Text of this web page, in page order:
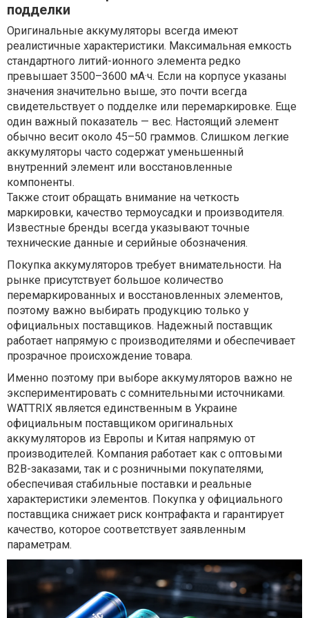
подделки
Оригинальные аккумуляторы всегда имеют
реалистичные характеристики. Максимальная емкость
стандартного литий-ионного элемента редко
превышает 3500–3600 мА·ч. Если на корпусе указаны
значения значительно выше, это почти всегда
свидетельствует о подделке или перемаркировке. Еще
один важный показатель — вес. Настоящий элемент
обычно весит около 45–50 граммов. Слишком легкие
аккумуляторы часто содержат уменьшенный
внутренний элемент или восстановленные
компоненты.
Также стоит обращать внимание на четкость
маркировки, качество термоусадки и производителя.
Известные бренды всегда указывают точные
технические данные и серийные обозначения.
Покупка аккумуляторов требует внимательности. На
рынке присутствует большое количество
перемаркированных и восстановленных элементов,
поэтому важно выбирать продукцию только у
официальных поставщиков. Надежный поставщик
работает напрямую с производителями и обеспечивает
прозрачное происхождение товара.
Именно поэтому при выборе аккумуляторов важно не
экспериментировать с сомнительными источниками.
WATTRIX является единственным в Украине
официальным поставщиком оригинальных
аккумуляторов из Европы и Китая напрямую от
производителей. Компания работает как с оптовыми
B2B-заказами, так и с розничными покупателями,
обеспечивая стабильные поставки и реальные
характеристики элементов. Покупка у официального
поставщика снижает риск контрафакта и гарантирует
качество, которое соответствует заявленным
параметрам.